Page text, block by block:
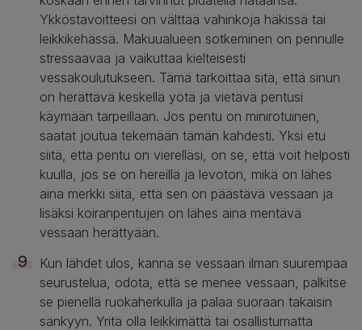
Ykköstavoitteesi on välttää vahinkoja häkissä tai
leikkikehässä. Makuualueen sotkeminen on pennulle
stressaavaa ja vaikuttaa kielteisesti
vessakoulutukseen. Tämä tarkoittaa sitä, että sinun
on herättävä keskellä yötä ja vietävä pentusi
käymään tarpeillaan. Jos pentu on minirotuinen,
saatat joutua tekemään tämän kahdesti. Yksi etu
siitä, että pentu on vierelläsi, on se, että voit helposti
kuulla, jos se on hereillä ja levoton, mikä on lähes
aina merkki siitä, että sen on päästävä vessaan ja
lisäksi koiranpentujen on lähes aina mentävä
vessaan herättyään.
Kun lähdet ulos, kanna se vessaan ilman suurempaa
seurustelua, odota, että se menee vessaan, palkitse
se pienellä ruokaherkulla ja palaa suoraan takaisin
sänkyyn. Yritä olla leikkimättä tai osallistumatta